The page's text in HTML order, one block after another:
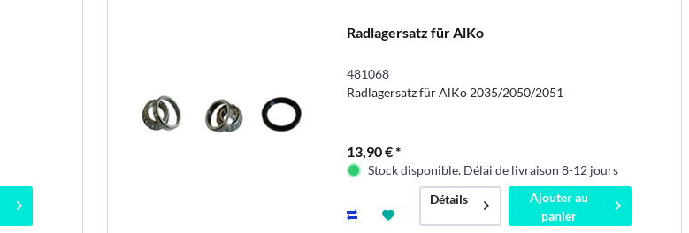
Radlagersatz für AlKo
481068
Radlagersatz für AlKo 2035/2050/2051
13,90 € *
Stock disponible. Délai de livraison 8-12 jours
Détails
Ajouter au
panier